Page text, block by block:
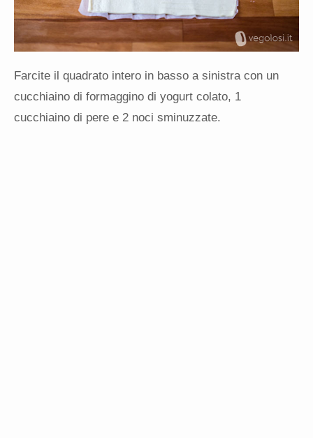
Farcite il quadrato intero in basso a sinistra con un
cucchiaino di formaggino di yogurt colato, 1
cucchiaino di pere e 2 noci sminuzzate.